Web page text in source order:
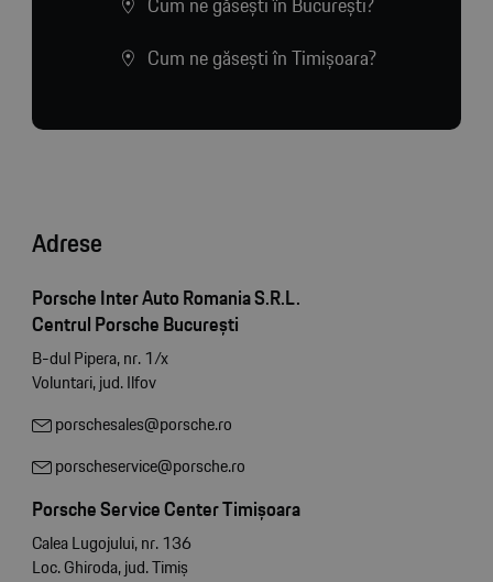
Cum ne găsești în Timișoara?
Adrese
Porsche Inter Auto Romania S.R.L.
Centrul Porsche București
B-dul Pipera, nr. 1/x
Voluntari, jud. Ilfov
porschesales@porsche.ro
porscheservice@porsche.ro
Porsche Service Center Timișoara
Calea Lugojului, nr. 136
Loc. Ghiroda, jud. Timiș